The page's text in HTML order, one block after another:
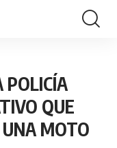
POLICÍA
QUE
MOTO